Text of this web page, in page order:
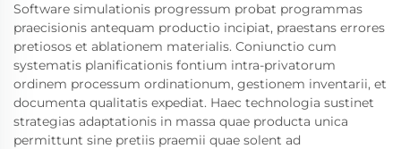
Software simulationis progressum probat programmas
praecisionis antequam productio incipiat, praestans errores
pretiosos et ablationem materialis. Coniunctio cum
systematis planificationis fontium intra-privatorum
ordinem processum ordinationum, gestionem inventarii, et
documenta qualitatis expediat. Haec technologia sustinet
strategias adaptationis in massa quae producta unica
permittunt sine pretiis praemii quae solent ad